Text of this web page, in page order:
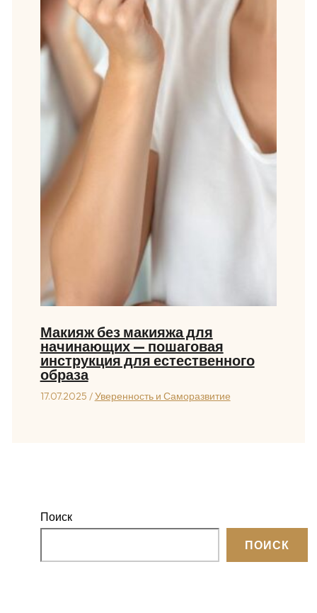
Макияж без макияжа для
начинающих — пошаговая
инструкция для естественного
образа
17.07.2025 /Уверенность и Саморазвитие
Поиск
ПОИСК